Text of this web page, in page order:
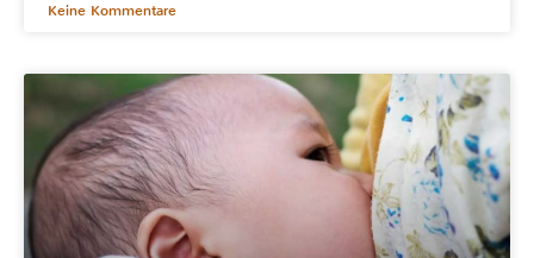
Keine Kommentare